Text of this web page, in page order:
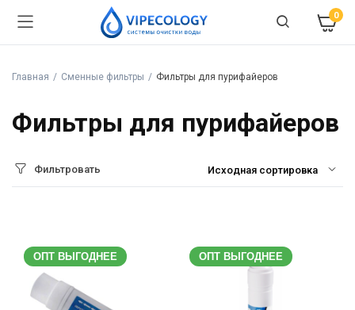
0
Главная Сменные фильтры Фильтры для пурифайеров
Фильтры для пурифайеров
Фильтровать
ОПТ ВЫГОДНЕЕ ОПТ ВЫГОДНЕЕ